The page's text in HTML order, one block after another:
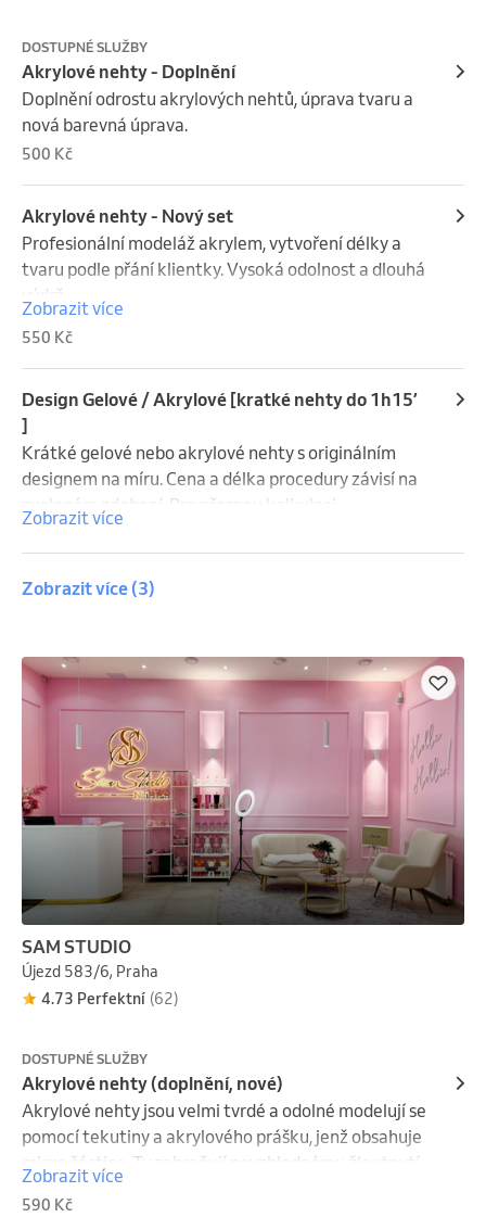
DOSTUPNÉ SLUŽBY
Akrylové nehty - Doplnění
Doplnění odrostu akrylových nehtů, úprava tvaru a
nová barevná úprava.
500 Kč
Akrylové nehty - Nový set
Profesionální modeláž akrylem, vytvoření délky a
tvaru podle přání klientky. Vysoká odolnost a dlouhá
výdrž.
Zobrazit více
550 Kč
Design Gelové / Akrylové [kratké nehty do 1h15’
]
Krátké gelové nebo akrylové nehty s originálním
designem na míru. Cena a délka procedury závisí na
zvoleném zdobení. Pro přesnou kalkulaci
doporučujeme zaslat inspirační fotografii předem.
Zobrazit více
Zobrazit více (3)
SAM STUDIO
Újezd 583/6, Praha
4.73 Perfektní (62)
DOSTUPNÉ SLUŽBY
Akrylové nehty (doplnění, nové)
Akrylové nehty jsou velmi tvrdé a odolné modelují se
pomocí tekutiny a akrylového prášku, jenž obsahuje
micro částice. Ty zabraňují nevzhlednému žloutnutí
nehtů a opticky je rozjasní. Akrylový prášek je možné
použít na přírodní nehty, nehtové tipy i šablony.
Zobrazit více
590 Kč